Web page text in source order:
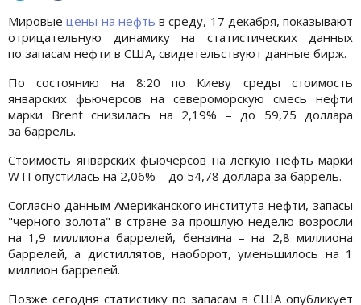
Мировыецены на нефть в среду, 17 декабря, показывают
отрицательную динамику на статистических данных
по запасам нефти в США, свидетельствуют данные бирж.
По состоянию на 8:20 по Киеву среды стоимость
январских фьючерсов на североморскую смесь нефти
марки Brent снизилась на 2,19% – до 59,75 доллара
за баррель.
Стоимость январских фьючерсов на легкую нефть марки
WTI опустилась на 2,06% – до 54,78 доллара за баррель.
Согласно данным Американского института нефти, запасы
"черного золота" в стране за прошлую неделю возросли
на 1,9 миллиона баррелей, бензина – на 2,8 миллиона
баррелей, а дистиллятов, наоборот, уменьшилось на 1
миллион баррелей.
Позже сегодня статистику по запасам в США опубликует